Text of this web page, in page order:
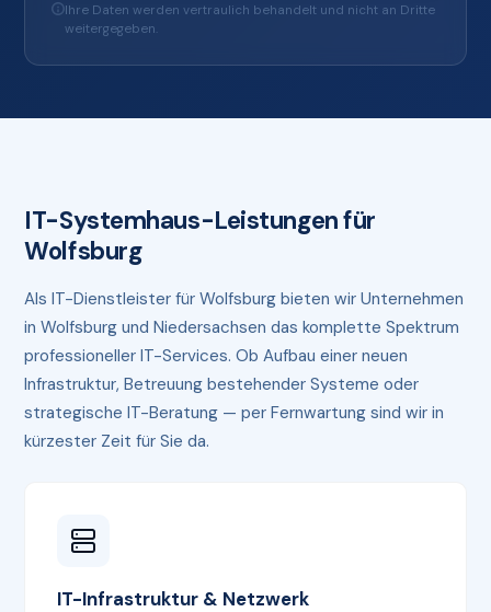
Ihre Daten werden vertraulich behandelt und nicht an Dritte
weitergegeben.
IT-Systemhaus-Leistungen für
Wolfsburg
Als IT-Dienstleister für Wolfsburg bieten wir Unternehmen
in Wolfsburg und Niedersachsen das komplette Spektrum
professioneller IT-Services. Ob Aufbau einer neuen
Infrastruktur, Betreuung bestehender Systeme oder
strategische IT-Beratung — per Fernwartung sind wir in
kürzester Zeit für Sie da.
IT-Infrastruktur & Netzwerk